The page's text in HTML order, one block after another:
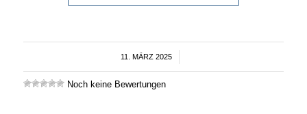
11. MÄRZ 2025
/
Noch keine Bewertungen